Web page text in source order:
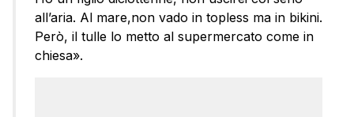
all’aria. Al mare,non vado in topless ma in bikini.
Però, il tulle lo metto al supermercato come in
chiesa».